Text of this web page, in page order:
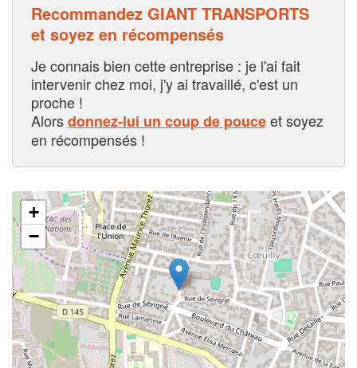
Recommandez GIANT TRANSPORTS
et soyez en récompensés
Je connais bien cette entreprise : je l'ai fait
intervenir chez moi, j'y ai travaillé, c'est un
proche !
Alorsdonnez-lui un coup de pouceet soyez
en récompensés !
+
−